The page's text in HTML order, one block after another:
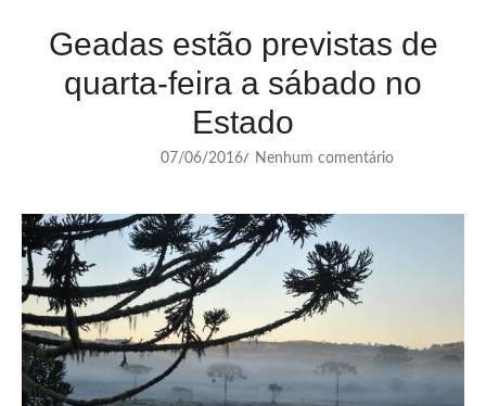
Geadas estão previstas de
quarta-feira a sábado no
Estado
07/06/2016/ Nenhum comentário